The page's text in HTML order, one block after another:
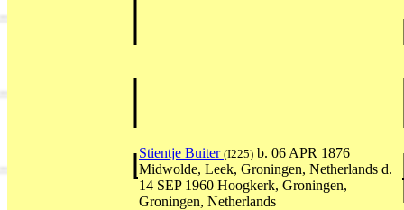
Stientje Buiter (I225) b. 06 APR 1876
Midwolde, Leek, Groningen, Netherlands d.
14 SEP 1960 Hoogkerk, Groningen,
Groningen, Netherlands